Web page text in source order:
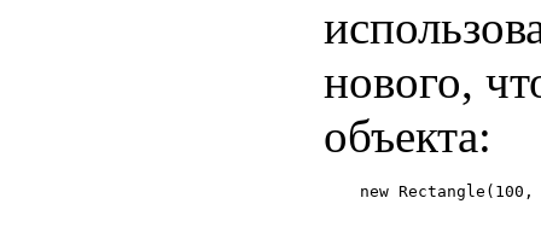
нового,
объекта: